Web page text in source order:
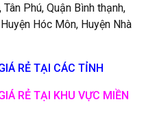
Tân Phú, Quận Bình thạnh,
Hóc Môn, Huyện Nhà
RẺ TẠI CÁC TỈNH
RẺ TẠI KHU VỰC MIỀN